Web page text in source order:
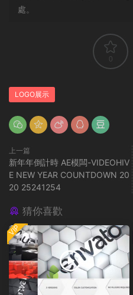
處。
0
LOGO展示
上一篇
新年年倒計時 AE模闆-VIDEOHIV
E NEW YEAR COUNTDOWN 20
20 25241254
猜你喜歡
VIP